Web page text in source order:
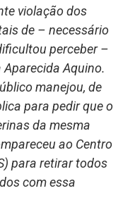
violação dos
de – necessário
perceber –
Aquino.
manejou, de
para pedir que o
da mesma
ao Centro
para retirar todos
com essa